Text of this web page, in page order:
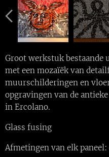
Groot werkstuk bestaande
met een mozaïëk van
muurschilderingen en
opgravingen van de
in Ercolano.
Glass fusing
Afmetingen van elk